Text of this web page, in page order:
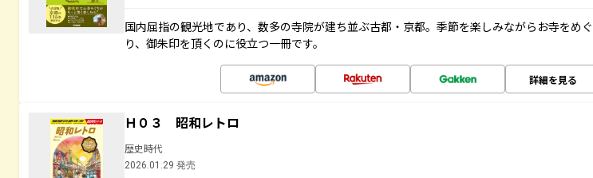
国内屈指の観光地であり、数多の寺院が建ち並ぶ古都・京都。季節を楽しみながらお寺をめぐ
り、御朱印を頂くのに役立つ一冊です。
詳細を見る
Ｈ０３ 昭和レトロ
歴史時代
2026.01.29 発売